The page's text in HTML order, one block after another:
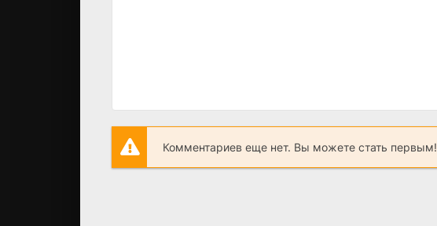
Комментариев еще нет. Вы можете стать первым!